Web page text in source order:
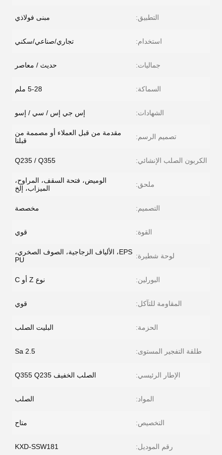
التطبيق: مبنى فولاذي
استخدام: تجاري/صناعي/سكني
جماليات: حديث / معاصر
السماكة: 5-28 ملم
الشهادات: إس جي إس / سي / إسو
تصميم الرسم:
مقدمة من قبل العملاء أو مصممة من
قبلنا
الكربون الصلب الإنشائي: Q235 / Q355
ملحق:
الوميض، فتحة السقف، المراوح،
الميزاب، إلخ
التصميم: مخصصة
القوة: قوي
لوحة شطيرة:
EPS، الألياف الزجاجية، الصوف الصخري،
PU
البورلين: نوع Z أو C
المقاومة للتآكل: قوي
الحزمة: البليت الصلب
طلقة التفجير المستوى: Sa 2.5
الإطار الرئيسي: الصلب الخفيف Q355 Q235
المواد: الصلب
التخصيص: متاح
رقم الموديل: KXD-SSW181